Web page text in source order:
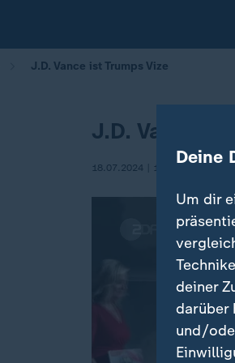
J.D. Vance ist Trumps Vize
J.D. Vance ist
18.07.2024 | 12:00 Deine
Um dir
deiner
darüber
und/